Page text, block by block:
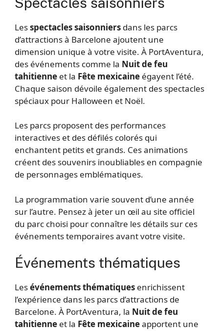
Lesspectacles saisonniers dans les parcs
d’attractions à Barcelone ajoutent une
dimension unique à votre visite. À PortAventura,
des événements comme la Nuit de feu
tahitienne et la Fête mexicaine égayent l’été.
Chaque saison dévoile également des spectacles
spéciaux pour Halloween et Noël.
Les parcs proposent des performances
interactives et des défilés colorés qui
enchantent petits et grands. Ces animations
créent des souvenirs inoubliables en compagnie
de personnages emblématiques.
La programmation varie souvent d’une année
sur l’autre. Pensez à jeter un œil au site officiel
du parc choisi pour connaître les détails sur ces
événements temporaires avant votre visite.
Événements thématiques
Lesévénements thématiques enrichissent
l’expérience dans les parcs d’attractions de
Barcelone. À PortAventura, la Nuit de feu
tahitienne et la Fête mexicaineapportent une